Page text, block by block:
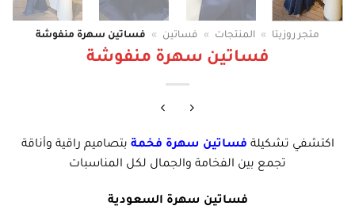
متجر روزيتا » المنتجات » فساتين » فساتين سهرة منفوشة
فساتين سهرة منفوشة
اكتشفي تشكيلة فساتين سهرة فخمة بتصاميم راقية وأناقة
تجمع بين الفخامة والجمال لكل المناسبات
فساتين سهرة السعودية